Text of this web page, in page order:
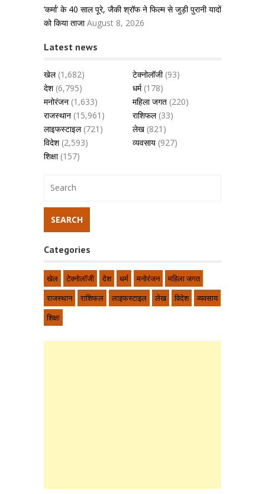
‘कर्मा’ के 40 साल पूरे, जैकी श्रॉफ ने फिल्म से जुड़ी पुरानी यादों
को किया ताजा August 8, 2026
Latest news
खेल(1,682) टेक्नोलॉजी(93)
देश(6,795) धर्म(178)
मनोरंजन (1,633) महिला जगत (220)
राजस्थान (15,961) राशिफल(33)
लाइफस्टाइल(721) लेख (821)
विदेश(2,593) व्यवसाय (927)
शिक्षा(157)
Categories
खेल टेक्नोलॉजी देश धर्म मनोरंजन
महिला जगत
राजस्थान
राशिफल लाइफस्टाइल लेख विदेश
व्यवसाय
शिक्षा